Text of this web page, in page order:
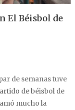
El Béisbol de
de semanas tuve
de béisbol de
mucho la